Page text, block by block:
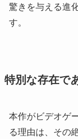
驚きを与える進
す。
特別な存在で
本作がビデオゲ
る理由は、その